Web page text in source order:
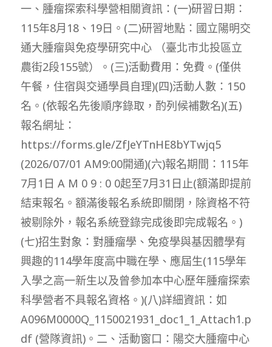
一、腫瘤探索科學營相關資訊：(一)研習日期：
115年8月18、19日。(二)研習地點：國立陽明交
通大腫瘤與免疫學研究中心 （臺北市北投區立
農街2段155號）。(三)活動費用：免費。(僅供
午餐，住宿與交通學員自理)(四)活動人數：150
名。(依報名先後順序錄取，酌列候補數名)(五)
報名網址：
https://forms.gle/ZfJeYTnHE8bYTwjq5
(2026/07/01 AM9:00開通)(六)報名期間：115年
7月1日 A M 0 9 : 0 0起至7月31日止(額滿即提前
結束報名。額滿後報名系統即關閉，除資格不符
被剔除外，報名系統登錄完成後即完成報名。)
(七)招生對象：對腫瘤學、免疫學與基因體學有
興趣的114學年度高中職在學、應屆生(115學年
入學之高一新生以及曾參加本中心歷年腫瘤探索
科學營者不具報名資格。)(八)詳細資訊：如
A096M0000Q_1150021931_doc1_1_Attach1.p
df (營隊資訊)。二、活動窗口：陽交大腫瘤中心